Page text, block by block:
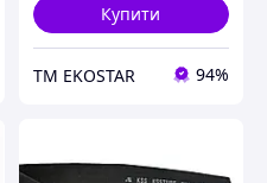
Купити
ТМ EKOSTAR 94%